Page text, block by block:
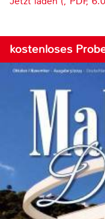
kostenloses